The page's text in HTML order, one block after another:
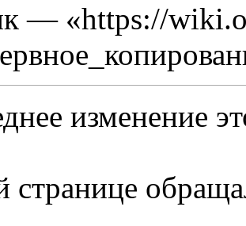
— «https://
изменение
странице